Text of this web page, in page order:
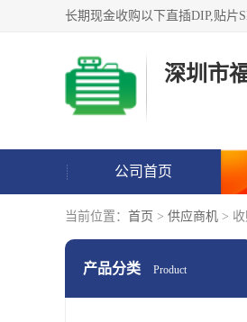
深圳市
公司首页
当前位置： 首页 > 供应商机 >
产品分类 Product